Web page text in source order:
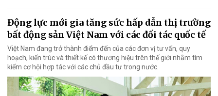
Động lực mới gia tăng sức hấp dẫn thị trường
bất động sản Việt Nam với các đối tác quốc tế
Việt Nam đang trở thành điểm đến của các đơn vị tư vấn, quy
hoạch, kiến trúc và thiết kế có thương hiệu trên thế giới nhằm tìm
kiếm cơ hội hợp tác với các chủ đầu tư trong nước.